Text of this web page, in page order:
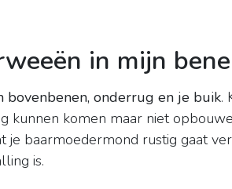
in mijn
bovenbenen, onderrug en je buik.
kunnen komen maar niet
je baarmoedermond rustig gaat
is.